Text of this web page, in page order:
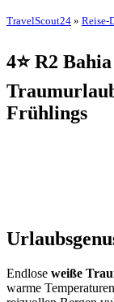
TravelScout24 » Reise-
4⭐ R2
Frühlings
Endlose weiße
warme